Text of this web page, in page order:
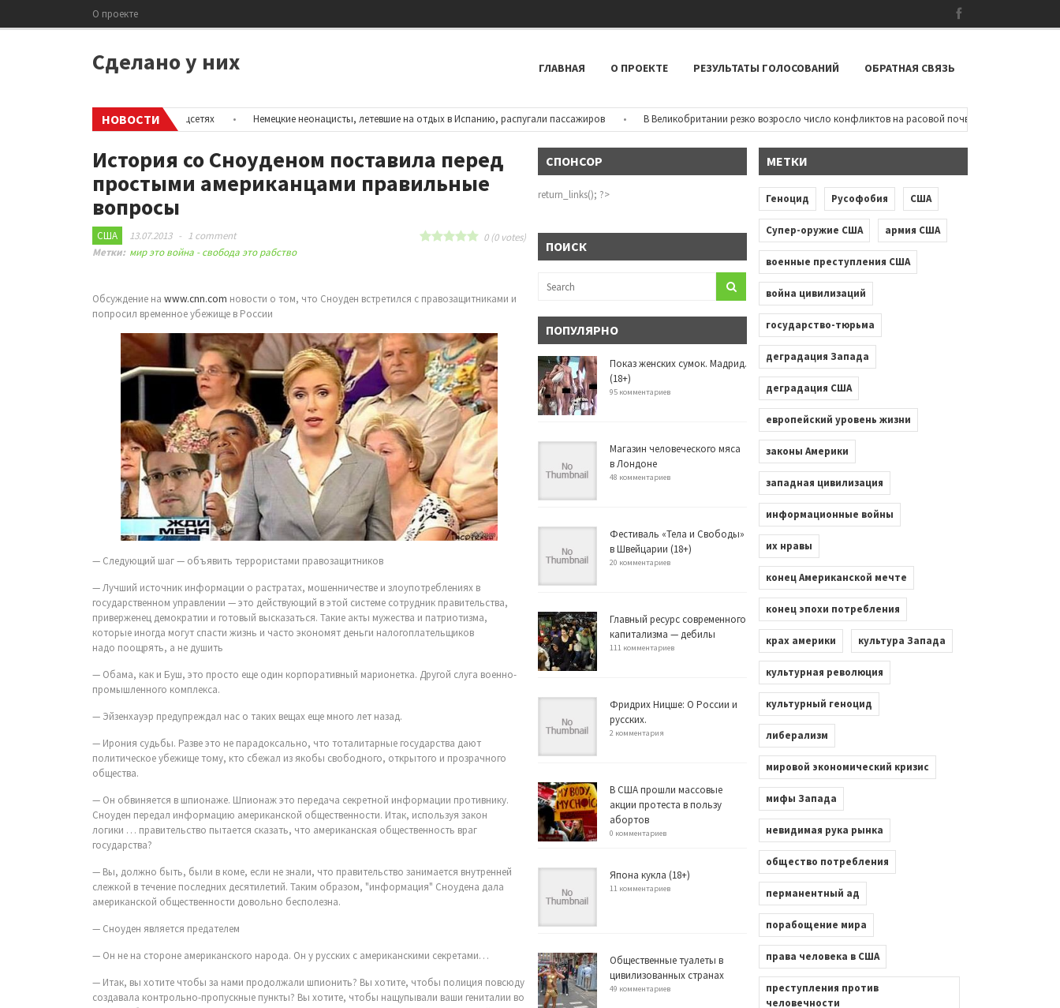
О проекте
Сделано у них ГЛАВНАЯ О ПРОЕКТЕ РЕЗУЛЬТАТЫ ГОЛОСОВАНИЙ ОБРАТНАЯ СВЯЗЬ
НОВОСТИ
информацию об аккаунтах в соцсетях • Немецкие неонацисты, летевшие на отдых в Испанию, распугали пассажиров • В Великобритании резко возросло число конфликтов на расовой почве: чернокожие дети
История со Сноуденом поставила перед
простыми американцами правильные
вопросы
США 13.07.2013 - 1 comment 0(0votes)
Метки: мир это война - свобода это рабство
Обсуждение на www.cnn.com новости о том, что Сноуден встретился с правозащитниками и
попросил временное убежище в России
— Следующий шаг — объявить террористами правозащитников
— Лучший источник информации о растратах, мошенничестве и злоупотреблениях в
государственном управлении — это действующий в этой системе сотрудник правительства,
приверженец демократии и готовый высказаться. Такие акты мужества и патриотизма,
которые иногда могут спасти жизнь и часто экономят деньги налогоплательщиков
надо поощрять, а не душить
— Обама, как и Буш, это просто еще один корпоративный марионетка. Другой слуга военно-
промышленного комплекса.
— Эйзенхауэр предупреждал нас о таких вещах еще много лет назад.
— Ирония судьбы. Разве это не парадоксально, что тоталитарные государства дают
политическое убежище тому, кто сбежал из якобы свободного, открытого и прозрачного
общества.
— Он обвиняется в шпионаже. Шпионаж это передача секретной информации противнику.
Сноуден передал информацию американской общественности. Итак, используя закон
логики … правительство пытается сказать, что американская общественность враг
государства?
— Вы, должно быть, были в коме, если не знали, что правительство занимается внутренней
слежкой в течение последних десятилетий. Таким образом, "информация" Сноудена дала
американской общественности довольно бесполезна.
— Сноуден является предателем
— Он не на стороне американского народа. Он у русских с американскими секретами…
— Итак, вы хотите чтобы за нами продолжали шпионить? Вы хотите, чтобы полиция повсюду
создавала контрольно-пропускные пункты? Вы хотите, чтобы нащупывали ваши гениталии во
СПОНСОР
return_links(); ?>
ПОИСК
ПОПУЛЯРНО
Показ женских сумок. Мадрид.
(18+)
95 комментариев
Магазин человеческого мяса
в Лондоне
48 комментариев
Фестиваль «Тела и Свободы»
в Швейцарии (18+)
20 комментариев
Главный ресурс современного
капитализма — дебилы
111 комментариев
Фридрих Ницше: О России и
русских.
2 комментария
В США прошли массовые
акции протеста в пользу
абортов
0 комментариев
Япона кукла (18+)
11 комментариев
Общественные туалеты в
цивилизованных странах
49 комментариев
МЕТКИ
Геноцид Русофобия США
Супер-оружие США армия США
военные преступления США
война цивилизаций
государство-тюрьма
деградация Запада
деградация США
европейский уровень жизни
законы Америки
западная цивилизация
информационные войны
их нравы
конец Американской мечте
конец эпохи потребления
крах америки культура Запада
культурная революция
культурный геноцид
либерализм
мировой экономический кризис
мифы Запада
невидимая рука рынка
общество потребления
перманентный ад
порабощение мира
права человека в США
преступления против
человечности